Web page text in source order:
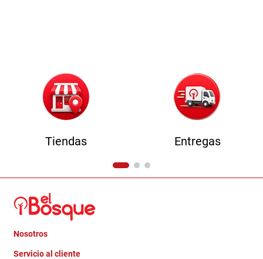
Tiendas Entregas
Nosotros
Quienes somos
Servicio al cliente